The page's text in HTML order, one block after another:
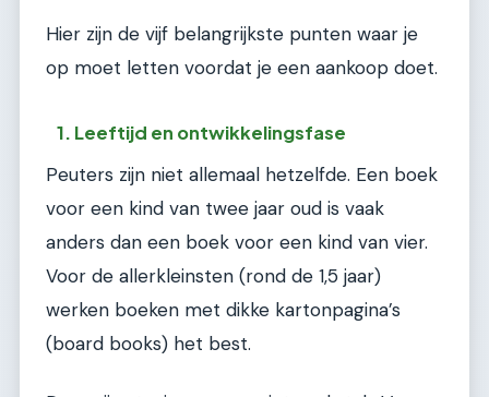
Hier zijn de vijf belangrijkste punten waar je
op moet letten voordat je een aankoop doet.
1. Leeftijd en ontwikkelingsfase
Peuters zijn niet allemaal hetzelfde. Een boek
voor een kind van twee jaar oud is vaak
anders dan een boek voor een kind van vier.
Voor de allerkleinsten (rond de 1,5 jaar)
werken boeken met dikke kartonpagina’s
(board books) het best.